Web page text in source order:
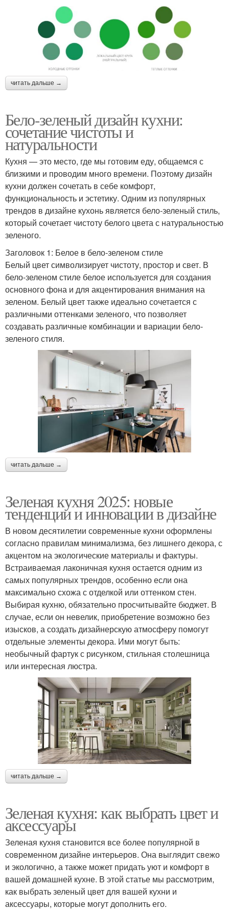
читать дальше →
Бело-зеленый дизайн кухни:
сочетание чистоты и
натуральности
Кухня — это место, где мы готовим еду, общаемся с
близкими и проводим много времени. Поэтому дизайн
кухни должен сочетать в себе комфорт,
функциональность и эстетику. Одним из популярных
трендов в дизайне кухонь является бело-зеленый стиль,
который сочетает чистоту белого цвета с натуральностью
зеленого.
Заголовок 1: Белое в бело-зеленом стиле
Белый цвет символизирует чистоту, простор и свет. В
бело-зеленом стиле белое используется для создания
основного фона и для акцентирования внимания на
зеленом. Белый цвет также идеально сочетается с
различными оттенками зеленого, что позволяет
создавать различные комбинации и вариации бело-
зеленого стиля.
читать дальше →
Зеленая кухня 2025: новые
тенденции и инновации в дизайне
В новом десятилетии современные кухни оформлены
согласно правилам минимализма, без лишнего декора, с
акцентом на экологические материалы и фактуры.
Встраиваемая лаконичная кухня остается одним из
самых популярных трендов, особенно если она
максимально схожа с отделкой или оттенком стен.
Выбирая кухню, обязательно просчитывайте бюджет. В
случае, если он невелик, приобретение возможно без
изысков, а создать дизайнерскую атмосферу помогут
отдельные элементы декора. Ими могут быть:
необычный фартук с рисунком, стильная столешница
или интересная люстра.
читать дальше →
Зеленая кухня: как выбрать цвет и
аксессуары
Зеленая кухня становится все более популярной в
современном дизайне интерьеров. Она выглядит свежо
и экологично, а также может придать уют и комфорт в
вашей домашней кухне. В этой статье мы рассмотрим,
как выбрать зеленый цвет для вашей кухни и
аксессуары, которые могут дополнить его.